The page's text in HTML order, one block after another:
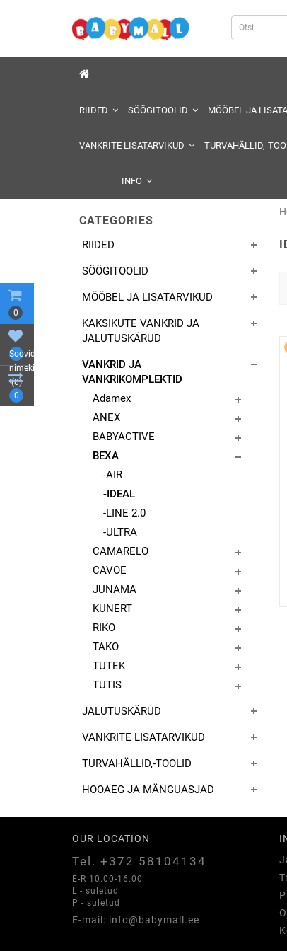
0
Soovide
nimekiri
(0)
0
RIIDED SÖÖGITOOLID MÖÖBEL JA
VANKRITE LISATARVIKUD TURVAHÄLLID,-
INFO
CATEGORIES
RIIDED
SÖÖGITOOLID
MÖÖBEL JA LISATARVIKUD
KAKSIKUTE VANKRID JA
JALUTUSKÄRUD
VANKRID JA
VANKRIKOMPLEKTID
Adamex
ANEX
BABYACTIVE
BEXA
-AIR
-IDEAL
-LINE 2.0
-ULTRA
CAMARELO
CAVOE
JUNAMA
KUNERT
RIKO
TAKO
TUTEK
TUTIS
JALUTUSKÄRUD
VANKRITE LISATARVIKUD
TURVAHÄLLID,-TOOLID
HOOAEG JA MÄNGUASJAD
OUR LOCATION
Tel. +372 58104134
E-R 10.00-16.00
L - suletud
P - suletud
E-mail: info@babymall.ee